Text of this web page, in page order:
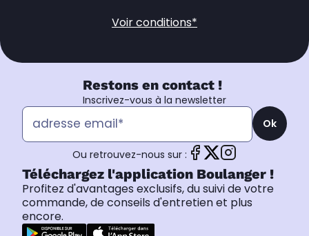
Voir conditions*
Restons en contact !
Inscrivez-vous à la newsletter
Ok
Ou retrouvez-nous sur :
Téléchargez l'application Boulanger !
Profitez d'avantages exclusifs, du suivi de votre
commande, de conseils d'entretien et plus
encore.